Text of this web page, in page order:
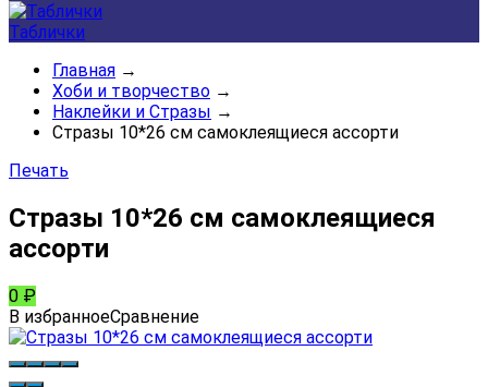
Таблички
Главная →
Хоби и творчество →
Наклейки и Стразы →
Стразы 10*26 см самоклеящиеся ассорти
Печать
Стразы 10*26 см самоклеящиеся
ассорти
0 ₽
В избранноеСравнение